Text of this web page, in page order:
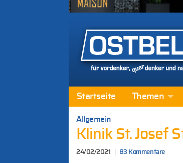
Startseite Themen
Allgemein
Klinik St. Josef
24/02/2021 83 Kommentare